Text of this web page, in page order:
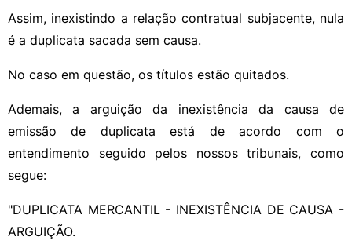
Assim, inexistindo a relação contratual subjacente, nula
é a duplicata sacada sem causa.
No caso em questão, os títulos estão quitados.
Ademais, a arguição da inexistência da causa de
emissão de duplicata está de acordo com o
entendimento seguido pelos nossos tribunais, como
segue:
"DUPLICATA MERCANTIL - INEXISTÊNCIA DE CAUSA -
ARGUIÇÃO.